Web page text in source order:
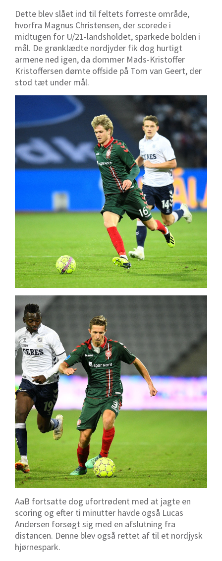
Dette blev slået ind til feltets forreste område,
hvorfra Magnus Christensen, der scorede i
midtugen for U/21-landsholdet, sparkede bolden i
mål. De grønklædte nordjyder fik dog hurtigt
armene ned igen, da dommer Mads-Kristoffer
Kristoffersen dømte offside på Tom van Geert, der
stod tæt under mål.
AaB fortsatte dog ufortrødent med at jagte en
scoring og efter ti minutter havde også Lucas
Andersen forsøgt sig med en afslutning fra
distancen. Denne blev også rettet af til et nordjysk
hjørnespark.